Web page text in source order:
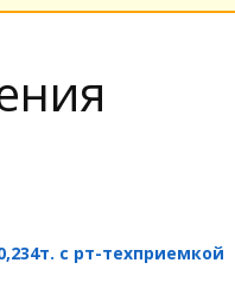
с рт-техприемкой